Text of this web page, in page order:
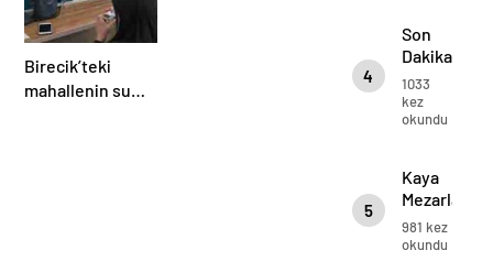
4
Son
Dakika
Birecik’te
trafik
kazası:1
1033
kez
okundu
5
Kaya
Mezarları
981 kez
okundu
Birecik’teki
mahallenin su
yaralı